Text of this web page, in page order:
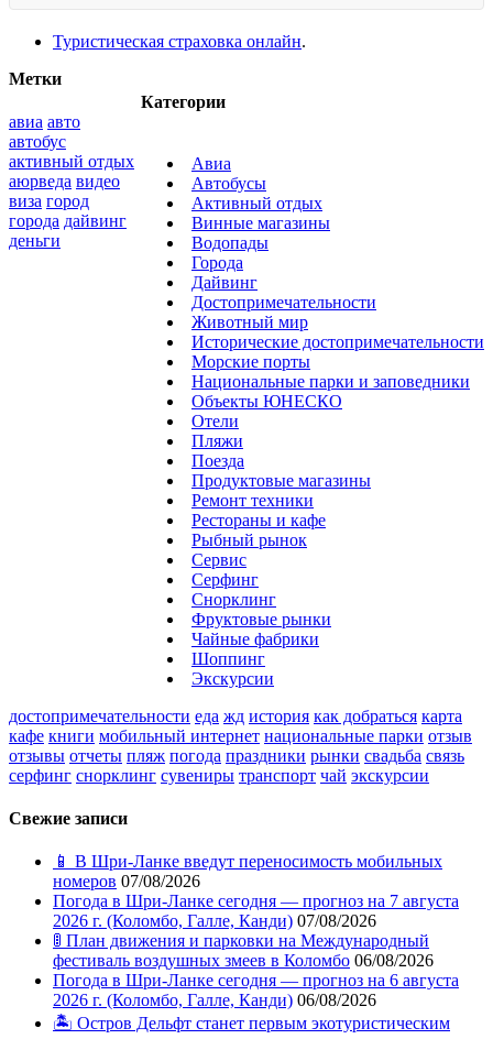
Туристическая страховка онлайн.
Категории
Авиа
Автобусы
Активный отдых
Винные магазины
Водопады
Города
Дайвинг
Достопримечательности
Животный мир
Исторические достопримечательности
Морские порты
Национальные парки и заповедники
Объекты ЮНЕСКО
Отели
Пляжи
Поезда
Продуктовые магазины
Ремонт техники
Рестораны и кафе
Рыбный рынок
Сервис
Серфинг
Снорклинг
Фруктовые рынки
Чайные фабрики
Шоппинг
Экскурсии
Метки
авиа авто
автобус
активный отдых
аюрведа видео
виза город
города дайвинг
деньги
достопримечательности еда жд история как добраться карта
кафе книги мобильный интернет национальные парки отзыв
отзывы отчеты пляж погода праздники рынки свадьба связь
серфинг снорклинг сувениры транспорт чай экскурсии
Свежие записи
📱 В Шри-Ланке введут переносимость мобильных
номеров 07/08/2026
Погода в Шри-Ланке сегодня — прогноз на 7 августа
2026 г. (Коломбо, Галле, Канди) 07/08/2026
🚦 План движения и парковки на Международный
фестиваль воздушных змеев в Коломбо 06/08/2026
Погода в Шри-Ланке сегодня — прогноз на 6 августа
2026 г. (Коломбо, Галле, Канди) 06/08/2026
🏝️ Остров Дельфт станет первым экотуристическим